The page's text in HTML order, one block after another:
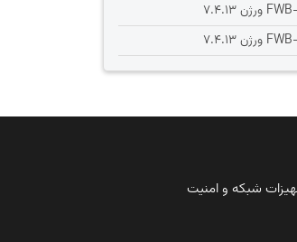
شبکه و امنیت